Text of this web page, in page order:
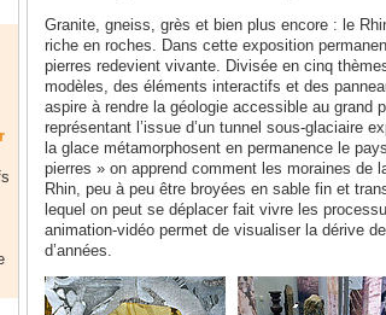
Granite, gneiss, grès et bien plus encore : le
riche en roches. Dans cette exposition
pierres redevient vivante. Divisée en cinq
modèles, des éléments interactifs et des
aspire à rendre la géologie accessible au grand
représentant l’issue d’un tunnel sous-glaciaire
la glace métamorphosent en permanence le
pierres » on apprend comment les moraines de
Rhin, peu à peu être broyées en sable fin et
lequel on peut se déplacer fait vivre les
animation-vidéo permet de visualiser la dérive
d’années.